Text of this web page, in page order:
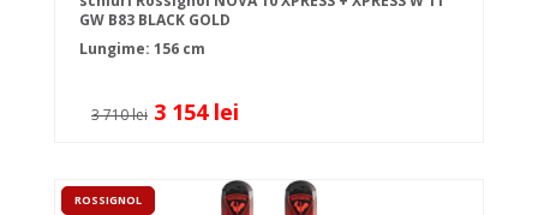
GW B83 BLACK GOLD
Lungime: 156 cm
3 710 lei 3 154 lei
ROSSIGNOL